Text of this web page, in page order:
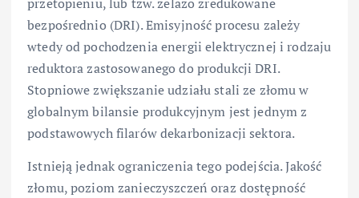
bezpośrednio (DRI). Emisyjność procesu zależy
wtedy od pochodzenia energii elektrycznej i rodzaju
reduktora zastosowanego do produkcji DRI.
Stopniowe zwiększanie udziału stali ze złomu w
globalnym bilansie produkcyjnym jest jednym z
podstawowych filarów dekarbonizacji sektora.
Istnieją jednak ograniczenia tego podejścia. Jakość
złomu, poziom zanieczyszczeń oraz dostępność